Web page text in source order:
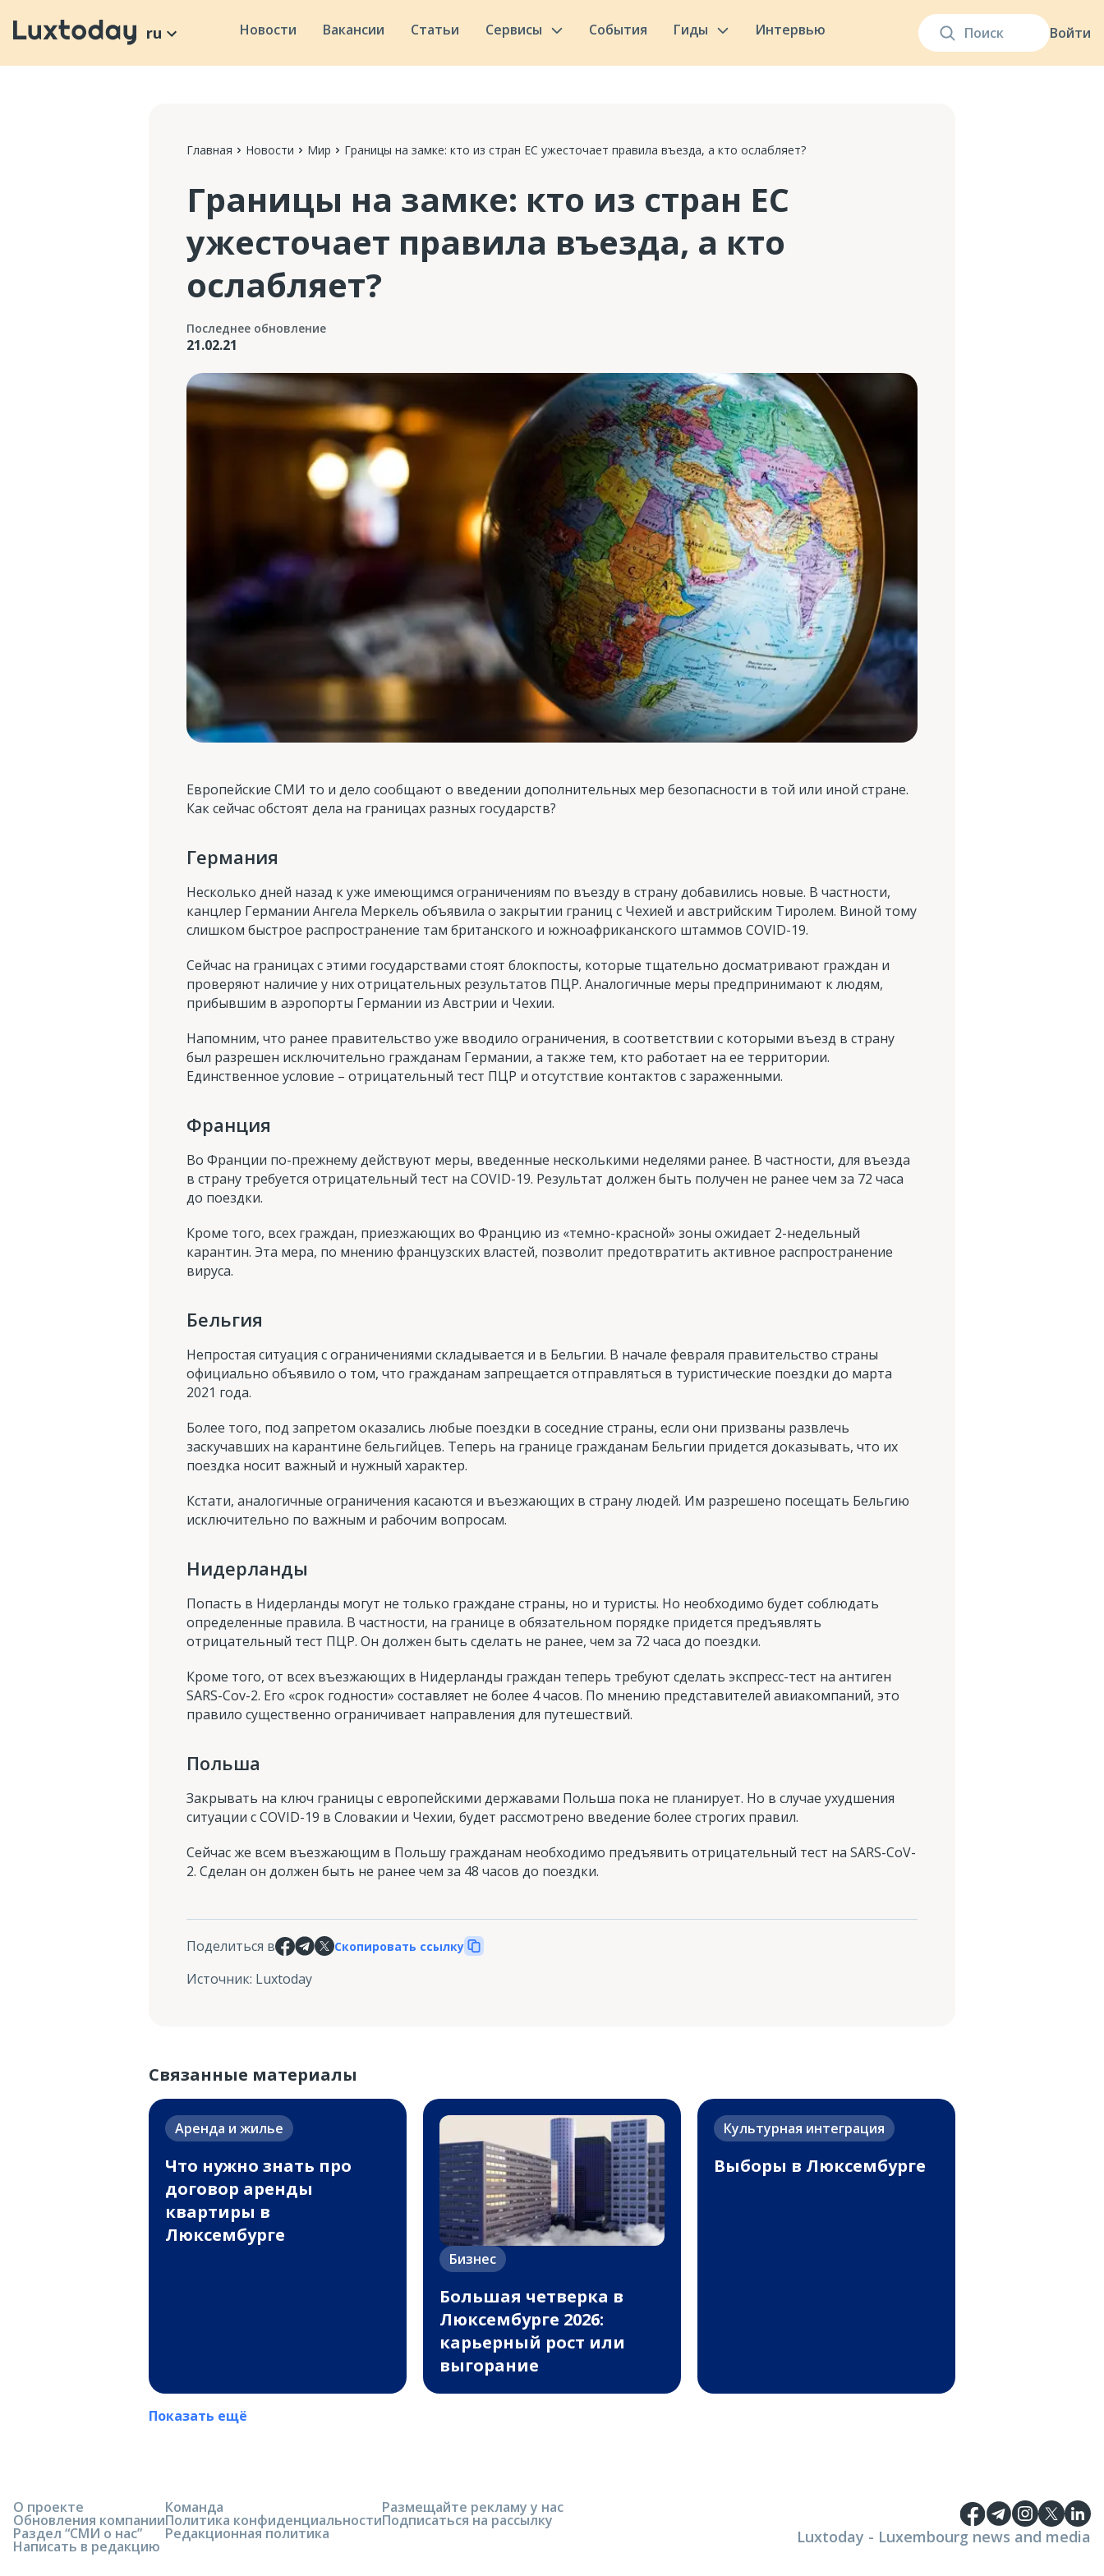
Войти
ru Новости Вакансии Статьи Сервисы События Гиды Интервью
Главная Новости Мир Границы на замке: кто из стран ЕС ужесточает правила въезда, а кто ослабляет?
Границы на замке: кто из стран ЕС
ужесточает правила въезда, а кто
ослабляет?
Последнее обновление
21.02.21
Европейские СМИ то и дело сообщают о введении дополнительных мер безопасности в той или иной стране.
Как сейчас обстоят дела на границах разных государств?
Германия
Несколько дней назад к уже имеющимся ограничениям по въезду в страну добавились новые. В частности,
канцлер Германии Ангела Меркель объявила о закрытии границ с Чехией и австрийским Тиролем. Виной тому
слишком быстрое распространение там британского и южноафриканского штаммов COVID-19.
Сейчас на границах с этими государствами стоят блокпосты, которые тщательно досматривают граждан и
проверяют наличие у них отрицательных результатов ПЦР. Аналогичные меры предпринимают к людям,
прибывшим в аэропорты Германии из Австрии и Чехии.
Напомним, что ранее правительство уже вводило ограничения, в соответствии с которыми въезд в страну
был разрешен исключительно гражданам Германии, а также тем, кто работает на ее территории.
Единственное условие – отрицательный тест ПЦР и отсутствие контактов с зараженными.
Франция
Во Франции по-прежнему действуют меры, введенные несколькими неделями ранее. В частности, для въезда
в страну требуется отрицательный тест на COVID-19. Результат должен быть получен не ранее чем за 72 часа
до поездки.
Кроме того, всех граждан, приезжающих во Францию из «темно-красной» зоны ожидает 2-недельный
карантин. Эта мера, по мнению французских властей, позволит предотвратить активное распространение
вируса.
Бельгия
Непростая ситуация с ограничениями складывается и в Бельгии. В начале февраля правительство страны
официально объявило о том, что гражданам запрещается отправляться в туристические поездки до марта
2021 года.
Более того, под запретом оказались любые поездки в соседние страны, если они призваны развлечь
заскучавших на карантине бельгийцев. Теперь на границе гражданам Бельгии придется доказывать, что их
поездка носит важный и нужный характер.
Кстати, аналогичные ограничения касаются и въезжающих в страну людей. Им разрешено посещать Бельгию
исключительно по важным и рабочим вопросам.
Нидерланды
Попасть в Нидерланды могут не только граждане страны, но и туристы. Но необходимо будет соблюдать
определенные правила. В частности, на границе в обязательном порядке придется предъявлять
отрицательный тест ПЦР. Он должен быть сделать не ранее, чем за 72 часа до поездки.
Кроме того, от всех въезжающих в Нидерланды граждан теперь требуют сделать экспресс-тест на антиген
SARS-Cov-2. Его «срок годности» составляет не более 4 часов. По мнению представителей авиакомпаний, это
правило существенно ограничивает направления для путешествий.
Польша
Закрывать на ключ границы с европейскими державами Польша пока не планирует. Но в случае ухудшения
ситуации с COVID-19 в Словакии и Чехии, будет рассмотрено введение более строгих правил.
Сейчас же всем въезжающим в Польшу гражданам необходимо предъявить отрицательный тест на SARS-CoV-
2. Сделан он должен быть не ранее чем за 48 часов до поездки.
Поделиться в Скопировать ссылку
Источник: Luxtoday
Связанные материалы
Аренда и жилье
Что нужно знать про
договор аренды
квартиры в
Люксембурге
Бизнес
Большая четверка в
Люксембурге 2026:
карьерный рост или
выгорание
Культурная интеграция
Выборы в Люксембурге
Показать ещё
О проекте
Обновления компании
Раздел “СМИ о нас”
Написать в редакцию
Команда
Политика конфиденциальности
Редакционная политика
Размещайте рекламу у нас
Подписаться на рассылку
Luxtoday - Luxembourg news and media